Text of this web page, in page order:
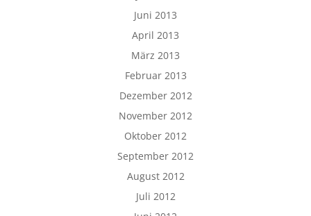
Juni 2013
April 2013
März 2013
Februar 2013
Dezember 2012
November 2012
Oktober 2012
September 2012
August 2012
Juli 2012